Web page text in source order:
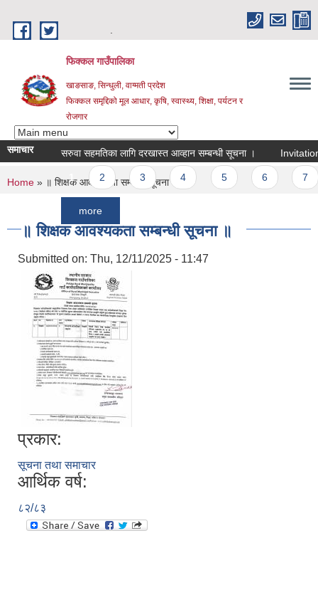
फिक्कल गाउँपालिका
खाङसाङ, सिन्धुली, वाग्मती प्रदेश
फिक्कल समृद्दिको मूल आधार, कृषि, स्वास्थ्य, शिक्षा, पर्यटन र
रोजगार
समाचारसरुवा सहमतिका लागि दरखास्त आव्हान सम्बन्धी सूचना । Invitation For
Pages
2 3 4
You are here
Home » ॥ शिक्षक आवश्यकता सम्बन्धी सूचना ॥
॥ शिक्षक आवश्यकता सम्बन्धी सूचना ॥
Submitted on: Thu, 12/11/2025 - 11:47
प्रकार:
सूचना तथा समाचार
आर्थिक वर्ष:
८२/८३